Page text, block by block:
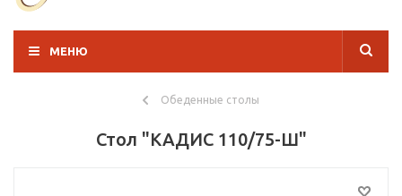
МЕНЮ
Обеденные столы
Стол "КАДИС 110/75-Ш"